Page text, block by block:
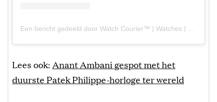
Een bericht gedeeld door Watch Courier™ | Watches | Timepieces (@watch_courier)
Lees ook:Anant Ambani gespot met het
duurste Patek Philippe-horloge ter wereld